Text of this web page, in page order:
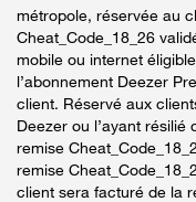
métropole, réservée au
Cheat_Code_18_26
mobile ou internet
l’abonnement Deezer
client. Réservé aux
Deezer ou l’ayant
remise
remise
client sera facturé de la